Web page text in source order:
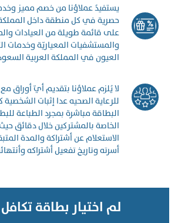
يستفيدُ عملاؤنا من خصم مميز
حصرية في كل منطقة داخل
على قائمة طويلة من العيادات
والمستشفيات المعياريّة وخدمات
العيون في المملكة العربية
لا يُلزم عملاؤنا بتقديم أيّ أوراق
للرعاية الصحيه عدا إثبات
البطاقة مباشرة بمجرد الطباعة
الخاصة بالمشتركين خلال دقائق
الاستعلام عن أشتراكة والمدة
أسرته وتاريخ تفعيل أشتراكه
لم اختيار بطاقة